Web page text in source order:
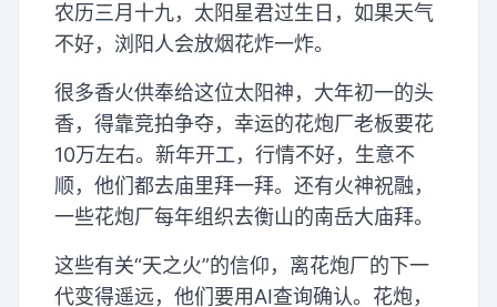
农历三月十九，太阳星君过生日，如果天气
不好，浏阳人会放烟花炸一炸。
很多香火供奉给这位太阳神，大年初一的头
香，得靠竞拍争夺，幸运的花炮厂老板要花
10万左右。新年开工，行情不好，生意不
顺，他们都去庙里拜一拜。还有火神祝融，
一些花炮厂每年组织去衡山的南岳大庙拜。
这些有关“天之火”的信仰，离花炮厂的下一
代变得遥远，他们要用AI查询确认。花炮，